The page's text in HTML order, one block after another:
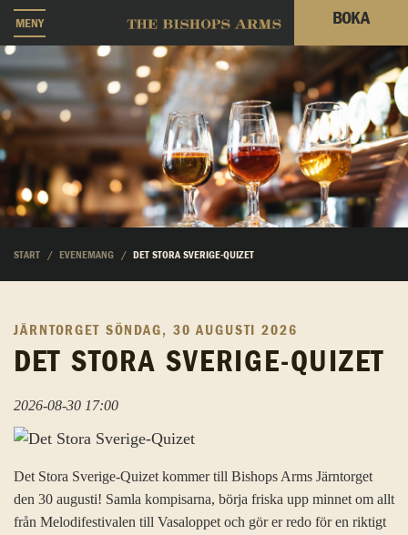
MENY BOKA
START EVENEMANG DET STORA SVERIGE-QUIZET
JÄRNTORGET SÖNDAG, 30 AUGUSTI 2026
DET STORA SVERIGE-QUIZET
2026-08-30 17:00
Det Stora Sverige-Quizet kommer till Bishops Arms Järntorget
den 30 augusti! Samla kompisarna, börja friska upp minnet om allt
från Melodifestivalen till Vasaloppet och gör er redo för en riktigt